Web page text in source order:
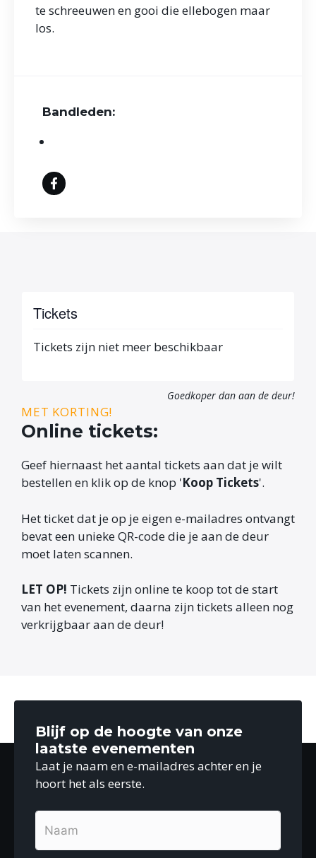
te schreeuwen en gooi die ellebogen maar
los.
Bandleden:
Tickets
Tickets zijn niet meer beschikbaar
Goedkoper dan aan de deur!
MET KORTING!
Online tickets:
Geef hiernaast het aantal tickets aan dat je wilt
bestellen en klik op de knop 'Koop Tickets'.
Het ticket dat je op je eigen e-mailadres ontvangt
bevat een unieke QR-code die je aan de deur
moet laten scannen.
LET OP! Tickets zijn online te koop tot de start
van het evenement, daarna zijn tickets alleen nog
verkrijgbaar aan de deur!
Blijf op de hoogte van onze
laatste evenementen
Laat je naam en e-mailadres achter en je
hoort het als eerste.